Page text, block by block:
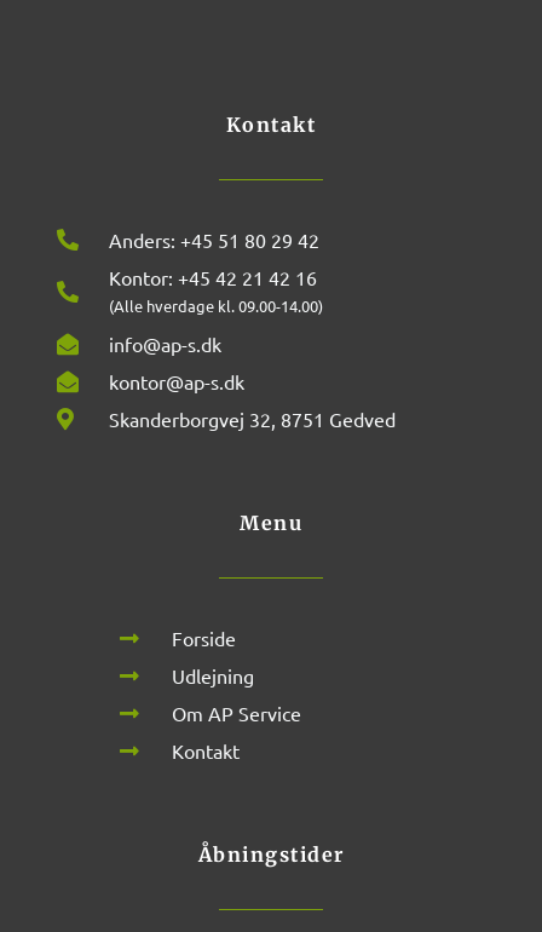
m
Kontakt
Anders: +45 51 80 29 42
Kontor: +45 42 21 42 16
(Alle hverdage kl. 09.00-14.00)
info@ap-s.dk
kontor@ap-s.dk
Skanderborgvej 32, 8751 Gedved
Menu
Forside
Udlejning
Om AP Service
Kontakt
Åbningstider